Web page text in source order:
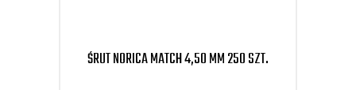
ŚRUT NORICA MATCH 4,50 MM 250 SZT.